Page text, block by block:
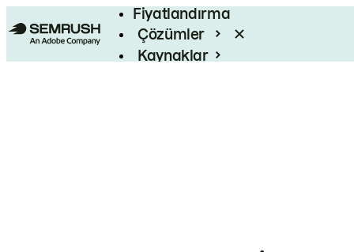
Fiyatlandırma
Çözümler
Kaynaklar